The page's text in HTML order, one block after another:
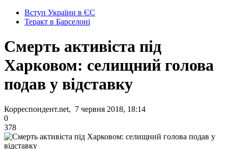
Вступ України в ЄС
Теракт в Барселоні
Смерть активіста під
Харковом: селищний голова
подав у відставку
Корреспондент.net, 7 червня 2018, 18:14
0
378